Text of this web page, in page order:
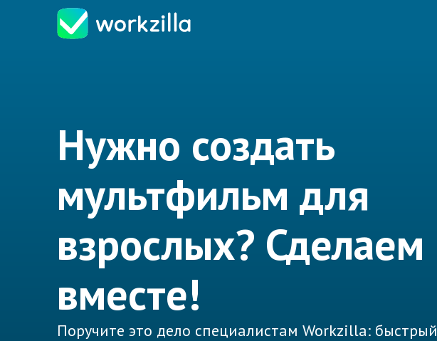
Нужно создать
мультфильм для
взрослых? Сделаем
вместе!
Поручите это дело специалистам Workzilla: быстрый